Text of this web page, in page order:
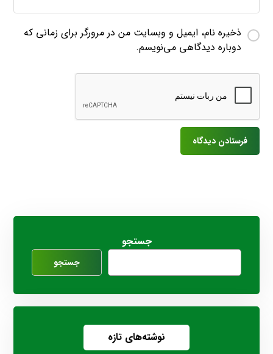
ذخیره نام، ایمیل و وبسایت من در مرورگر برای زمانی که
دوباره دیدگاهی می‌نویسم.
جستجو
جستجو
نوشته‌های تازه